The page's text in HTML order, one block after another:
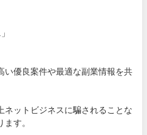
い優良案件や最適な副業情報を共
ネットビジネスに騙されることな
す。